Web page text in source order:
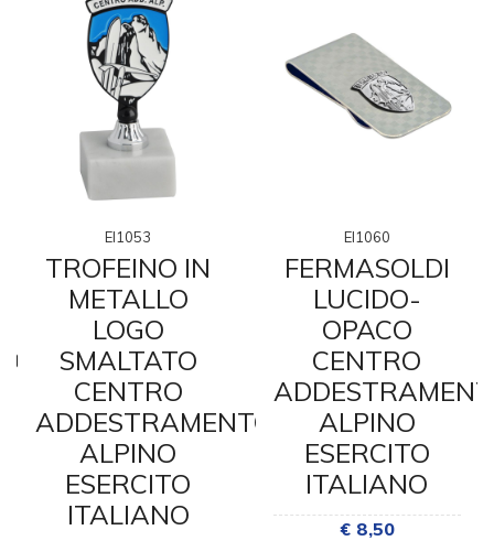
EI1053
TROFEINO IN
METALLO
LOGO
SMALTATO
CENTRO
ADDESTRAMENTO
ALPINO
ESERCITO
ITALIANO
EI1060
FERMASOLDI
LUCIDO-
OPACO
CENTRO
ALPINO
ESERCITO
ITALIANO
€ 8,50